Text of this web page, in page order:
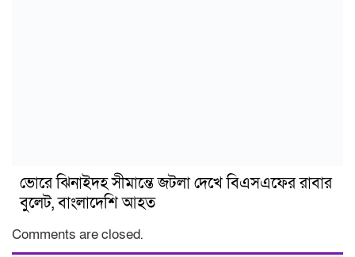
ভোরে ঝিনাইদহ সীমান্তে জটলা দেখে বিএসএফের রাবার
বুলেট, বাংলাদেশি আহত
Comments are closed.